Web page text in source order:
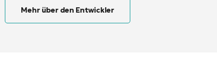
Mehr über den Entwickler